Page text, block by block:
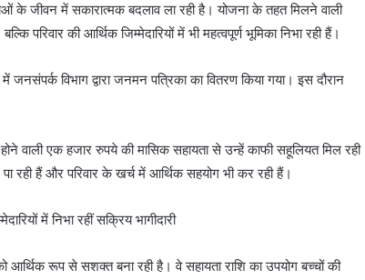
के जीवन में सकारात्मक बदलाव ला रही है। योजना के तहत मिलने वाली
परिवार की आर्थिक जिम्मेदारियों में भी महत्वपूर्ण भूमिका निभा रही हैं।
विभाग द्वारा जनमन पत्रिका का वितरण किया गया। इस दौरान
वाली एक हजार रुपये की मासिक सहायता से उन्हें काफी सहूलियत मिल रही
रही हैं और परिवार के खर्च में आर्थिक सहयोग भी कर रही हैं।
आर्थिक रूप से सशक्त बना रही है। वे सहायता राशि का उपयोग बच्चों की